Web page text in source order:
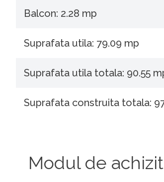
Balcon: 2.28 mp
Suprafata utila: 79.09 mp
Suprafata utila totala: 90.55
Suprafata construita totala:
Modul de